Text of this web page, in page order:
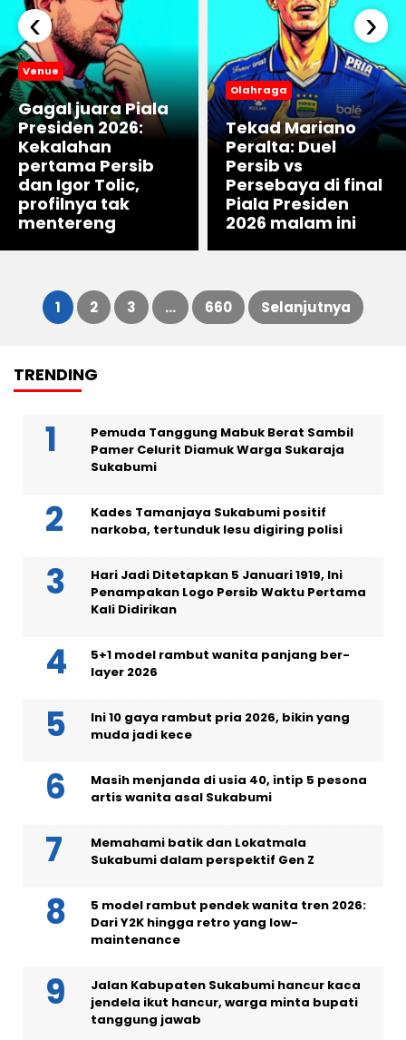
Venue
Gagal juara Piala
Presiden 2026:
Kekalahan
pertama Persib
dan Igor Tolic,
profilnya tak
mentereng
Olahraga
Tekad Mariano
Peralta: Duel
Persib vs
Persebaya di final
Piala Presiden
2026 malam ini
‹ ›
1 2 3 … 660 Selanjutnya
TRENDING
Pemuda Tanggung Mabuk Berat Sambil
Pamer Celurit Diamuk Warga Sukaraja
Sukabumi
Kades Tamanjaya Sukabumi positif
narkoba, tertunduk lesu digiring polisi
Hari Jadi Ditetapkan 5 Januari 1919, Ini
Penampakan Logo Persib Waktu Pertama
Kali Didirikan
5+1 model rambut wanita panjang ber-
layer 2026
Ini 10 gaya rambut pria 2026, bikin yang
muda jadi kece
Masih menjanda di usia 40, intip 5 pesona
artis wanita asal Sukabumi
Memahami batik dan Lokatmala
Sukabumi dalam perspektif Gen Z
5 model rambut pendek wanita tren 2026:
Dari Y2K hingga retro yang low-
maintenance
Jalan Kabupaten Sukabumi hancur kaca
jendela ikut hancur, warga minta bupati
tanggung jawab